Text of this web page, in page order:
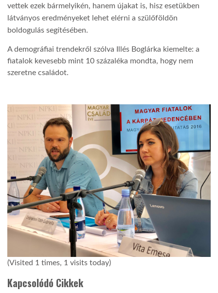
vettek ezek bármelyikén, hanem újakat is, hisz esetükben
látványos eredményeket lehet elérni a szülőföldön
boldogulás segítésében.
A demográfiai trendekről szólva Illés Boglárka kiemelte: a
fiatalok kevesebb mint 10 százaléka mondta, hogy nem
szeretne családot.
(Visited 1 times, 1 visits today)
Kapcsolódó Cikkek